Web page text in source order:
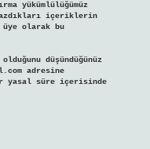
yükümlülüğümüz
içeriklerin
üye olarak bu
düşündüğünüz
adresine
süre içerisinde